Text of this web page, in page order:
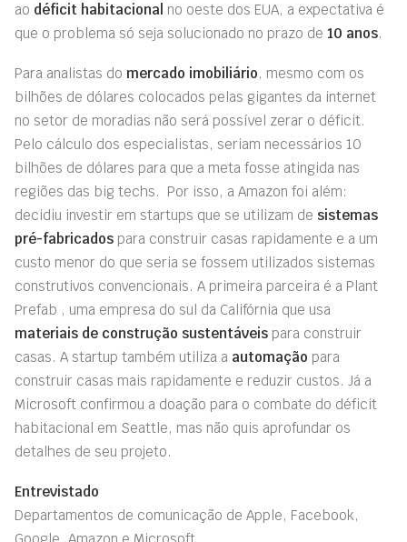
ao déficit habitacional no oeste dos EUA, a expectativa é
que o problema só seja solucionado no prazo de 10 anos.
Para analistas do mercado imobiliário, mesmo com os
bilhões de dólares colocados pelas gigantes da internet
no setor de moradias não será possível zerar o déficit.
Pelo cálculo dos especialistas, seriam necessários 10
bilhões de dólares para que a meta fosse atingida nas
regiões das big techs. Por isso, a Amazon foi além:
decidiu investir em startups que se utilizam de sistemas
pré-fabricados para construir casas rapidamente e a um
custo menor do que seria se fossem utilizados sistemas
construtivos convencionais. A primeira parceira é a Plant
Prefab , uma empresa do sul da Califórnia que usa
materiais de construção sustentáveis ​​para construir
casas. A startup também utiliza a automação para
construir casas mais rapidamente e reduzir custos. Já a
Microsoft confirmou a doação para o combate do déficit
habitacional em Seattle, mas não quis aprofundar os
detalhes de seu projeto.
Entrevistado
Departamentos de comunicação de Apple, Facebook,